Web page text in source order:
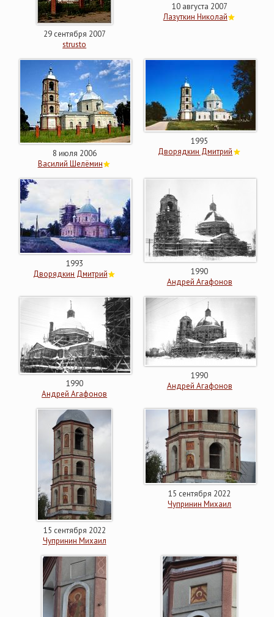
29 сентября 2007
strusto
10 августа 2007
Лазуткин Николай
8 июля 2006
Василий Шелёмин
1995
Дворядкин Дмитрий
1993
Дворядкин Дмитрий
1990
Андрей Агафонов
1990
Андрей Агафонов
1990
Андрей Агафонов
15 сентября 2022
Чупринин Михаил
15 сентября 2022
Чупринин Михаил